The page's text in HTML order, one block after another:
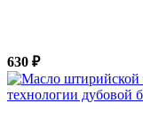
630 ₽